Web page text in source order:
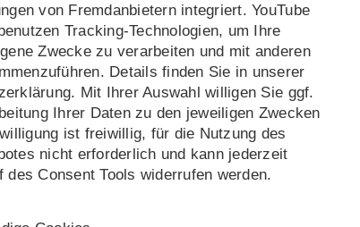
methodological research in the context of
and applied cognition.
with some representative publications below.
von Fremdanbietern integriert. YouTube
Tracking-Technologien, um Ihre
Zwecke zu verarbeiten und mit anderen
Details finden Sie in unserer
Mit Ihrer Auswahl willigen Sie ggf.
Ihrer Daten zu den jeweiligen Zwecken
ist freiwillig, für die Nutzung des
nicht erforderlich und kann jederzeit
des Consent Tools widerrufen werden.